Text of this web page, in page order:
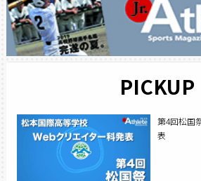
PICKUP
第4回松国
表